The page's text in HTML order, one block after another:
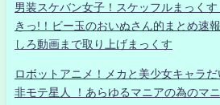
男装スケバン女子！スケッフルまっく
きっ!！ビー玉のおいぬさん的まとめ速
しろ動画まで取り上げまっくす
ロボットアニメ！メカと美少女キャラ
非モテ星人 ！あらゆるマニアの為のマ